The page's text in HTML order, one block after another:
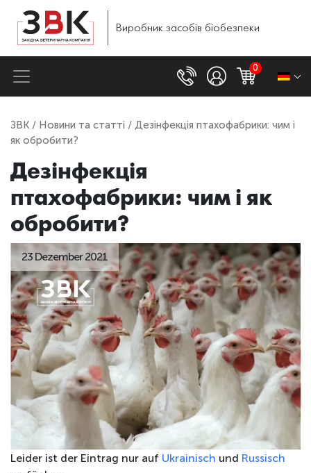
Виробник засобів біобезпеки
0
ЗВК / Новини та статті / Дезінфекція птахофабрики: чим і
як обробити?
Дезінфекція
птахофабрики: чим і як
обробити?
23 Dezember 2021
Leider ist der Eintrag nur auf Ukrainisch und Russisch